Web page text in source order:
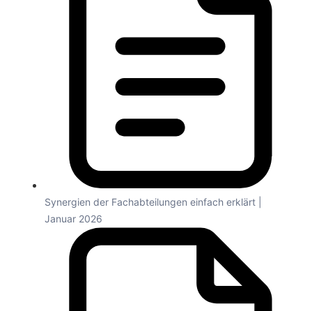
Synergien der Fachabteilungen einfach erklärt |
Januar 2026